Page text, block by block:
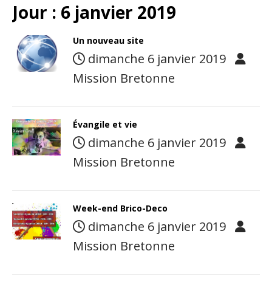
Jour : 6 janvier 2019
Un nouveau site
dimanche 6 janvier 2019
Mission Bretonne
Évangile et vie
dimanche 6 janvier 2019
Mission Bretonne
Week-end Brico-Deco
dimanche 6 janvier 2019
Mission Bretonne